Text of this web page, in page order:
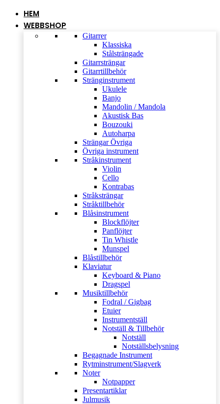
HEM
WEBBSHOP
Gitarrer
Klassiska
Stålsträngade
Gitarrsträngar
Gitarrtillbehör
Stränginstrument
Ukulele
Banjo
Mandolin / Mandola
Akustisk Bas
Bouzouki
Autoharpa
Strängar Övriga
Övriga instrument
Stråkinstrument
Violin
Cello
Kontrabas
Stråksträngar
Stråktillbehör
Blåsinstrument
Blockflöjter
Panflöjter
Tin Whistle
Munspel
Blåstillbehör
Klaviatur
Keyboard & Piano
Dragspel
Musiktillbehör
Fodral / Gigbag
Etuier
Instrumentställ
Notställ & Tillbehör
Notställ
Notställsbelysning
Begagnade Instrument
Rytminstrument/Slagverk
Noter
Notpapper
Presentartiklar
Julmusik